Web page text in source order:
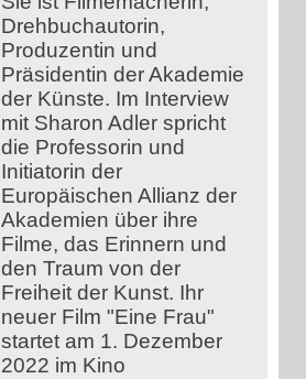
Drehbuchautorin,
Produzentin und
Präsidentin der Akademie
der Künste. Im Interview
mit Sharon Adler spricht
die Professorin und
Initiatorin der
Europäischen Allianz der
Akademien über ihre
Filme, das Erinnern und
den Traum von der
Freiheit der Kunst. Ihr
neuer Film "Eine Frau"
startet am 1. Dezember
2022 im Kino